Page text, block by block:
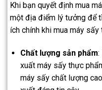
Khi bạn quyết định mua
một địa điểm lý tưởng để
ích chính khi mua máy
Chất lượng sản phẩm:
xuất máy sấy thực
máy sấy chất lượng